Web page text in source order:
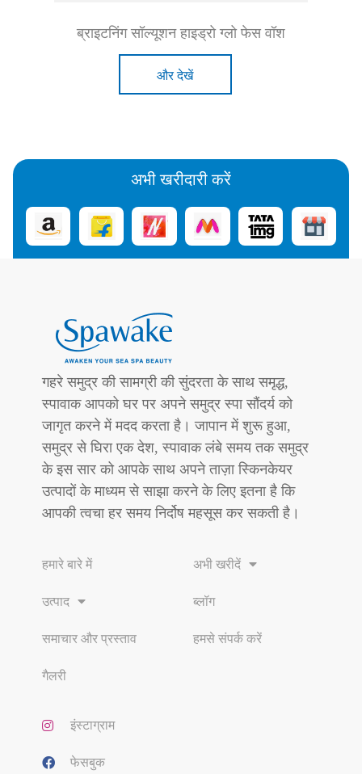
ब्राइटनिंग सॉल्यूशन हाइड्रो ग्लो फेस वॉश
और देखें
अभी खरीदारी करें
गहरे समुद्र की सामग्री की सुंदरता के साथ समृद्ध,
स्पावाक आपको घर पर अपने समुद्र स्पा सौंदर्य को
जागृत करने में मदद करता है। जापान में शुरू हुआ,
समुद्र से घिरा एक देश, स्पावाक लंबे समय तक समुद्र
के इस सार को आपके साथ अपने ताज़ा स्किनकेयर
उत्पादों के माध्यम से साझा करने के लिए इतना है कि
आपकी त्वचा हर समय निर्दोष महसूस कर सकती है।
हमारे बारे में
उत्पाद
समाचार और प्रस्ताव
गैलरी
अभी खरीदें
ब्लॉग
हमसे संपर्क करें
इंस्टाग्राम
फेसबुक